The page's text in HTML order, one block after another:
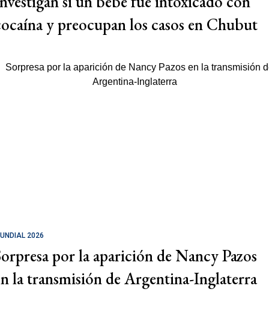
y preocupan los casos en Chubut
2026
por la aparición de Nancy Pazos
la transmisión de Argentina-Inglaterra